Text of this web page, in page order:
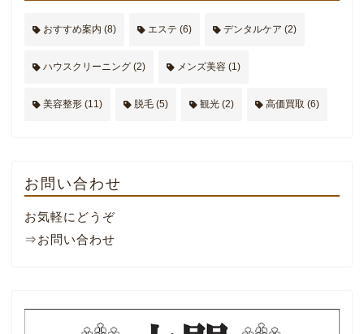
おすすめ案内 (8) エステ (6) デンタルケア (2)
ハウスクリーニング (2) メンズ美容 (1)
美容整形 (11) 脱毛 (5) 観光 (2) 高価買取 (6)
お問い合わせ
お気軽にどうぞ
⇒お問い合わせ